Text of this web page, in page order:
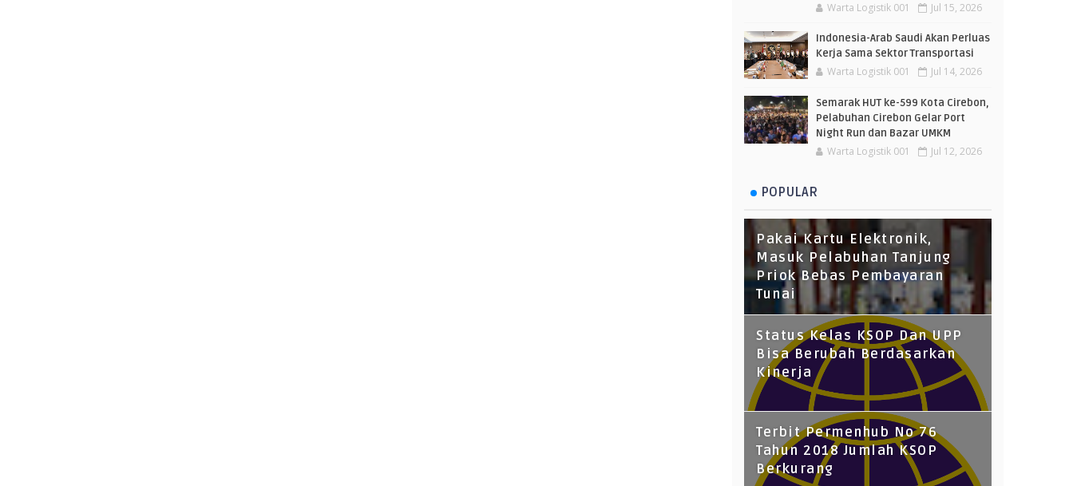
Warta Logistik 001 Jul 15, 2026
Indonesia-Arab Saudi Akan Perluas
Kerja Sama Sektor Transportasi
Warta Logistik 001 Jul 14, 2026
Semarak HUT ke-599 Kota Cirebon,
Pelabuhan Cirebon Gelar Port
Night Run dan Bazar UMKM
Warta Logistik 001 Jul 12, 2026
POPULAR
Pakai Kartu Elektronik,
Masuk Pelabuhan Tanjung
Priok Bebas Pembayaran
Tunai
Status Kelas KSOP Dan UPP
Bisa Berubah Berdasarkan
Kinerja
Terbit Permenhub No 76
Tahun 2018 Jumlah KSOP
Berkurang